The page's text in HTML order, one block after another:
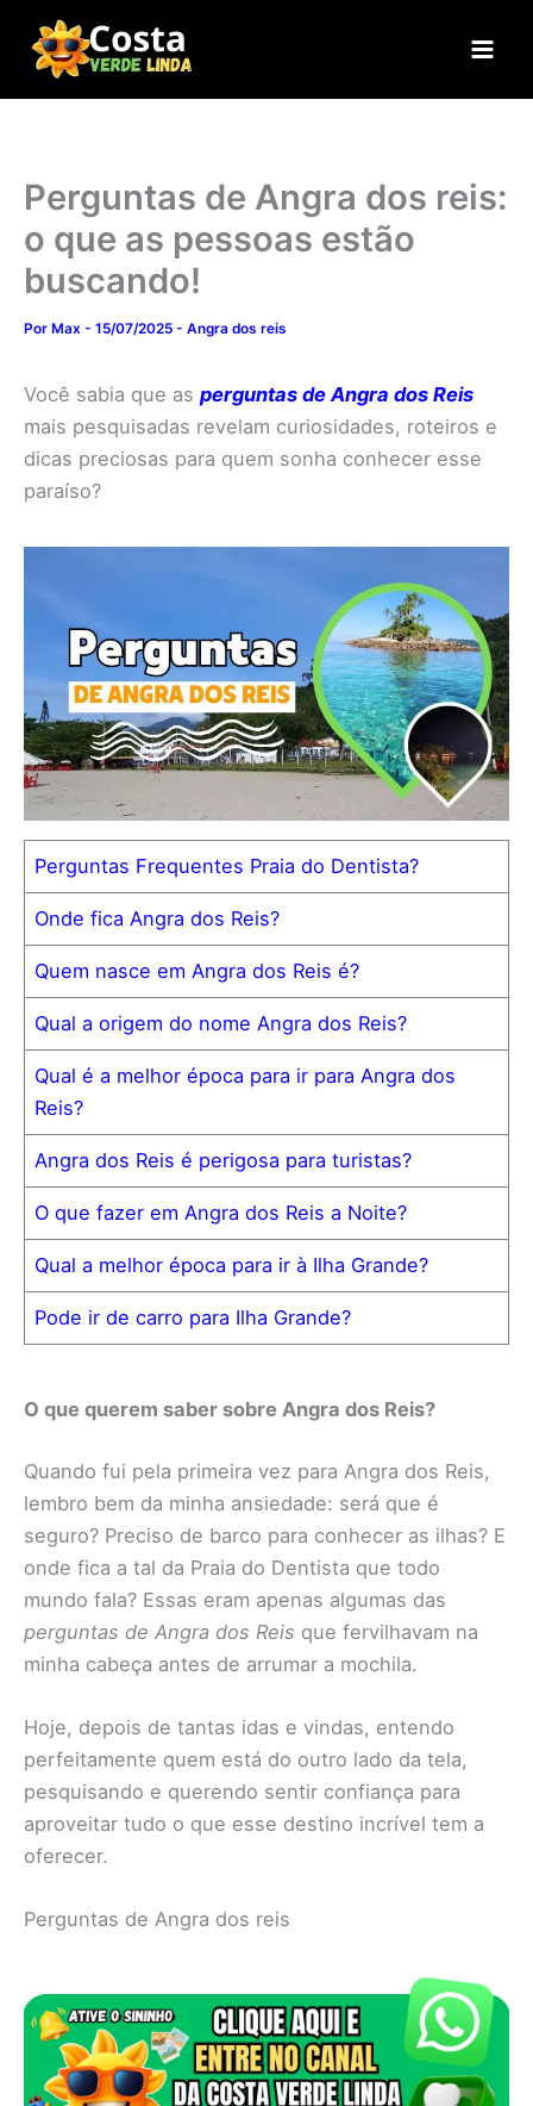
para
Perguntas de Angra dos reis:
o que as pessoas estão
buscando!
Por Max - 15/07/2025 - Angra dos reis
Você sabia que as perguntas de Angra dos Reis
mais pesquisadas revelam curiosidades, roteiros e
dicas preciosas para quem sonha conhecer esse
paraíso?
Perguntas Frequentes Praia do Dentista?
Onde fica Angra dos Reis?
Quem nasce em Angra dos Reis é?
Qual a origem do nome Angra dos Reis?
Qual é a melhor época para ir para Angra dos
Reis?
Angra dos Reis é perigosa para turistas?
O que fazer em Angra dos Reis a Noite?
Qual a melhor época para ir à Ilha Grande?
Pode ir de carro para Ilha Grande?
O que querem saber sobre Angra dos Reis?
Quando fui pela primeira vez para Angra dos Reis,
lembro bem da minha ansiedade: será que é
seguro? Preciso de barco para conhecer as ilhas? E
onde fica a tal da Praia do Dentista que todo
mundo fala? Essas eram apenas algumas das
perguntas de Angra dos Reis que fervilhavam na
minha cabeça antes de arrumar a mochila.
Hoje, depois de tantas idas e vindas, entendo
perfeitamente quem está do outro lado da tela,
pesquisando e querendo sentir confiança para
aproveitar tudo o que esse destino incrível tem a
oferecer.
Perguntas de Angra dos reis